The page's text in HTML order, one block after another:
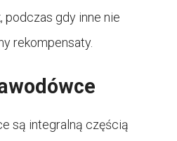
podczas gdy inne nie
rekompensaty.
są integralną częścią